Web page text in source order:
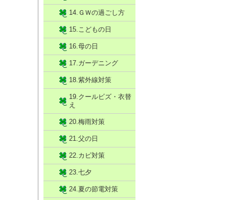
14.ＧＷの過ごし方
15.こどもの日
16.母の日
17.ガーデニング
18.紫外線対策
19.クールビズ・衣替
え
20.梅雨対策
21.父の日
22.カビ対策
23.七夕
24.夏の節電対策